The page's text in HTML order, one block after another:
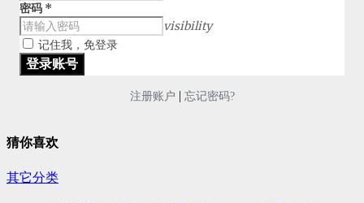
密码 *
visibility
记住我，免登录
注册账户 | 忘记密码?
猜你喜欢
其它分类